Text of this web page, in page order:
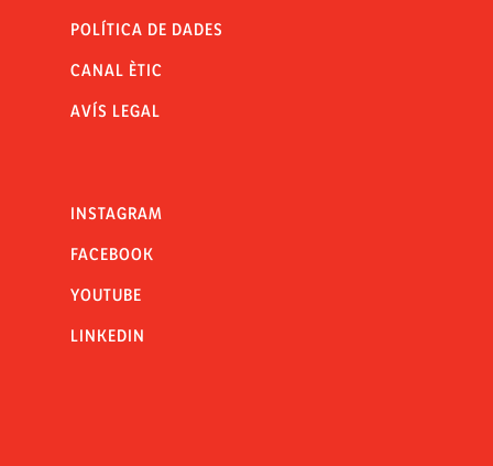
POLÍTICA DE DADES
CANAL ÈTIC
AVÍS LEGAL
INSTAGRAM
FACEBOOK
YOUTUBE
LINKEDIN